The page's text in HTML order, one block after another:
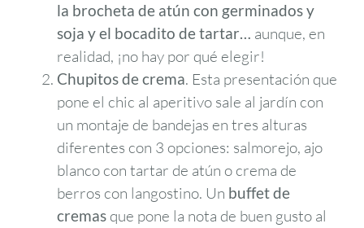
la brocheta de atún con germinados y
soja y el bocadito de tartar… aunque, en
realidad, ¡no hay por qué elegir!
Chupitos de crema. Esta presentación que
pone el chic al aperitivo sale al jardín con
un montaje de bandejas en tres alturas
diferentes con 3 opciones: salmorejo, ajo
blanco con tartar de atún o crema de
berros con langostino. Un buffet de
cremasque pone la nota de buen gusto al